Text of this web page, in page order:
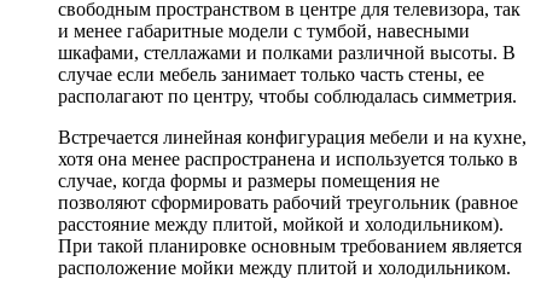
свободным пространством в центре для телевизора, так
и менее габаритные модели с тумбой, навесными
шкафами, стеллажами и полками различной высоты. В
случае если мебель занимает только часть стены, ее
располагают по центру, чтобы соблюдалась симметрия.
Встречается линейная конфигурация мебели и на кухне,
хотя она менее распространена и используется только в
случае, когда формы и размеры помещения не
позволяют сформировать рабочий треугольник (равное
расстояние между плитой, мойкой и холодильником).
При такой планировке основным требованием является
расположение мойки между плитой и холодильником.